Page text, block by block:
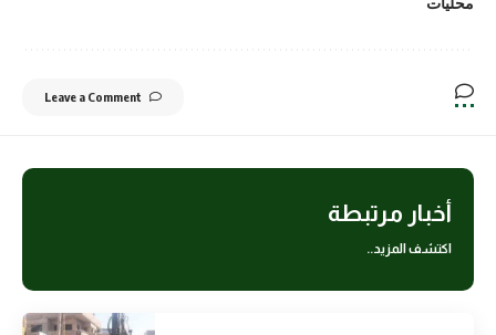
Leave a Comment
أخبار مرتبطة
اكتشف المزيد..